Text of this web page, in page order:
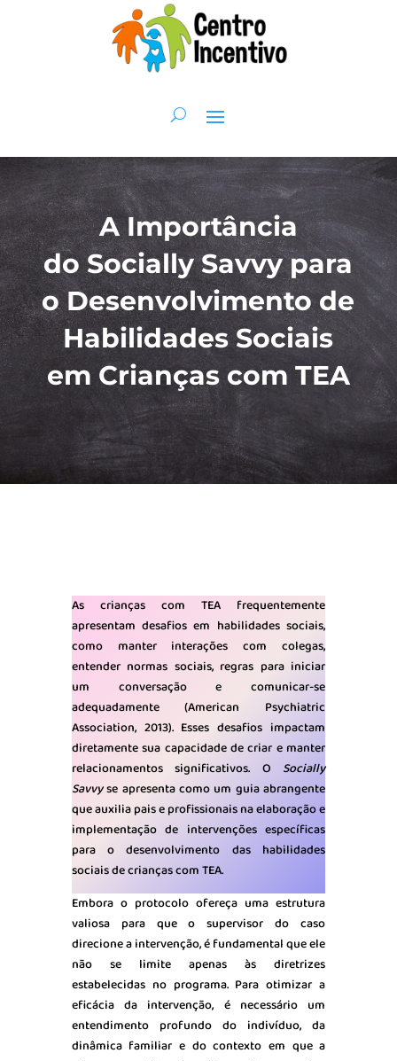
A Importância
do Socially Savvy para
o Desenvolvimento de
Habilidades Sociais
em Crianças com TEA
As crianças com TEA frequentemente
apresentam desafios em habilidades sociais,
como manter interações com colegas,
entender normas sociais, regras para iniciar
um conversação e comunicar-se
adequadamente (American Psychiatric
Association, 2013). Esses desafios impactam
diretamente sua capacidade de criar e manter
relacionamentos significativos. O Socially
Savvyse apresenta como um guia abrangente
que auxilia pais e profissionais na elaboração e
implementação de intervenções específicas
para o desenvolvimento das habilidades
sociais de crianças com TEA.
Embora o protocolo ofereça uma estrutura
valiosa para que o supervisor do caso
direcione a intervenção, é fundamental que ele
não se limite apenas às diretrizes
estabelecidas no programa. Para otimizar a
eficácia da intervenção, é necessário um
entendimento profundo do indivíduo, da
dinâmica familiar e do contexto em que a